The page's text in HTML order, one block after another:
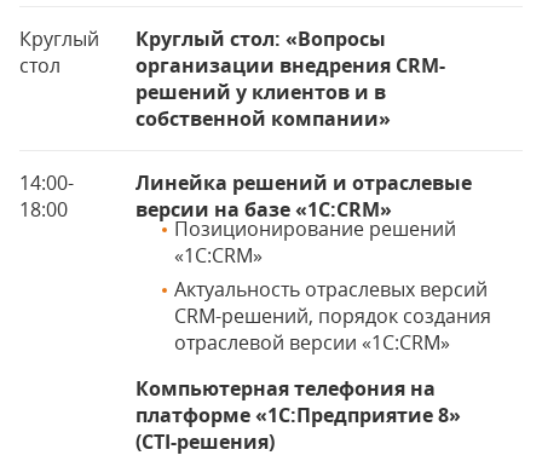
Круглый
стол
Круглый стол: «Вопросы
организации внедрения CRM-
решений у клиентов и в
собственной компании»
14:00-
18:00
Линейка решений и отраслевые
версии на базе «1С:CRM»
Позиционирование решений
«1С:CRM»
Актуальность отраслевых версий
CRM-решений, порядок создания
отраслевой версии «1С:CRM»
Компьютерная телефония на
платформе «1С:Предприятие 8»
(CTI-решения)